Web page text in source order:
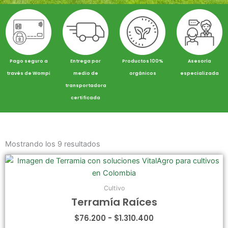
Pago seguro a
través de Wompi
Entrega por
medio de
transportadora
certificada
Productos 100%
orgánicos
Asesoría
especializada
Mostrando los 9 resultados
Cultivo
Terramía Raíces
$76.200 - $1.310.400
Rango
$76.200
hasta
Este